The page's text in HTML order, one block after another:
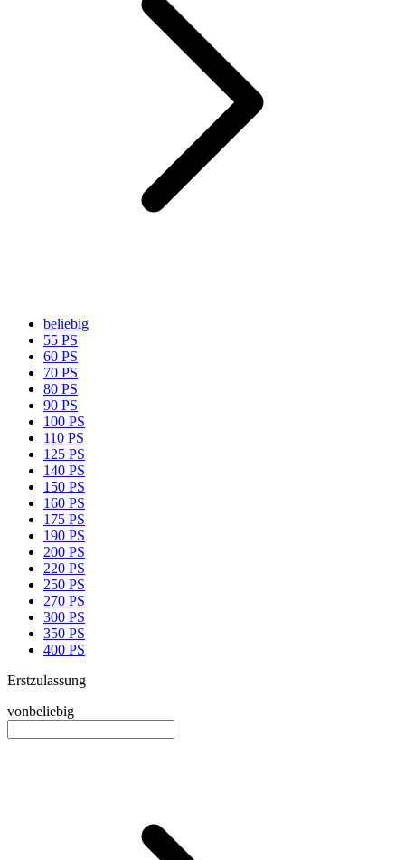
beliebig
55 PS
60 PS
70 PS
80 PS
90 PS
100 PS
110 PS
125 PS
140 PS
150 PS
160 PS
175 PS
190 PS
200 PS
220 PS
250 PS
270 PS
300 PS
350 PS
400 PS
Erstzulassung
vonbeliebig